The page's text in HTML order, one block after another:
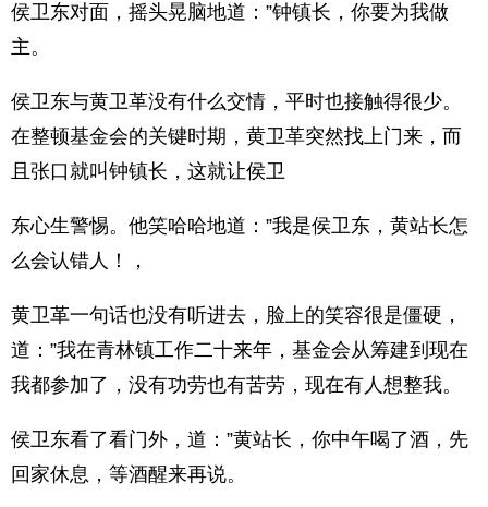
侯卫东对面，摇头晃脑地道：”钟镇长，你要为我做
主。
侯卫东与黄卫革没有什么交情，平时也接触得很少。
在整顿基金会的关键时期，黄卫革突然找上门来，而
且张口就叫钟镇长，这就让侯卫
东心生警惕。他笑哈哈地道：”我是侯卫东，黄站长怎
么会认错人！，
黄卫革一句话也没有听进去，脸上的笑容很是僵硬，
道：”我在青林镇工作二十来年，基金会从筹建到现在
我都参加了，没有功劳也有苦劳，现在有人想整我。
侯卫东看了看门外，道：”黄站长，你中午喝了酒，先
回家休息，等酒醒来再说。